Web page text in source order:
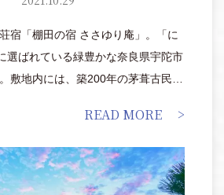
宿「棚田の宿 ささゆり庵」。「に
選ばれている緑豊かな奈良県宇陀市
敷地内には、築200年の茅葺古民家
号店「小角(おづぬ)」があります。
ークショップも多彩で、歴史的な
や能などの伝統的な和文化を体験
静寂の中に時をあずけ、五感で江
READ MORE